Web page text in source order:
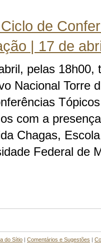
de
| 17 de
pelas 18h00,
Nacional Torre
com a
Chagas,
Federal de
do Sítio | Comentários e Sugestões |